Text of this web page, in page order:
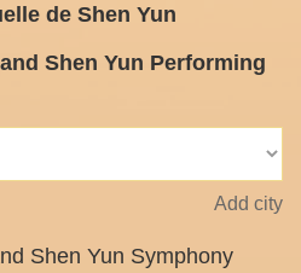
de Shen Yun
Shen Yun Performing
Add city
Shen Yun Symphony